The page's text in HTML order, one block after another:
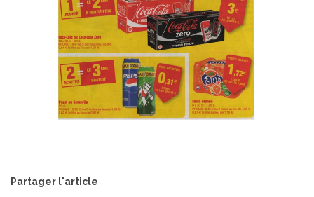
Partager l'article